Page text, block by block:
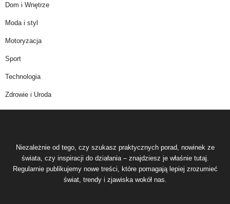
Dom i Wnętrze
Moda i styl
Motoryzacja
Sport
Technologia
Zdrowie i Uroda
Niezależnie od tego, czy szukasz praktycznych porad, nowinek ze
świata, czy inspiracji do działania – znajdziesz je właśnie tutaj.
Regularnie publikujemy nowe treści, które pomagają lepiej zrozumieć
świat, trendy i zjawiska wokół nas.